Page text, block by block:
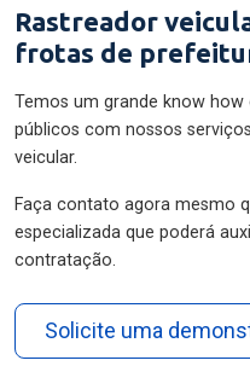
Rastreador
frotas de
Temos um grande know
públicos com nossos
veicular.
Faça contato agora mesmo
especializada que poderá
contratação.
Solicite uma